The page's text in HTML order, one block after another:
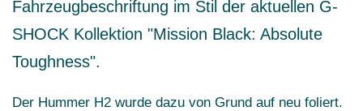
Fahrzeugbeschriftung im Stil der aktuellen G-
SHOCK Kollektion "Mission Black: Absolute
Toughness".
Der Hummer H2 wurde dazu von Grund auf neu foliert.